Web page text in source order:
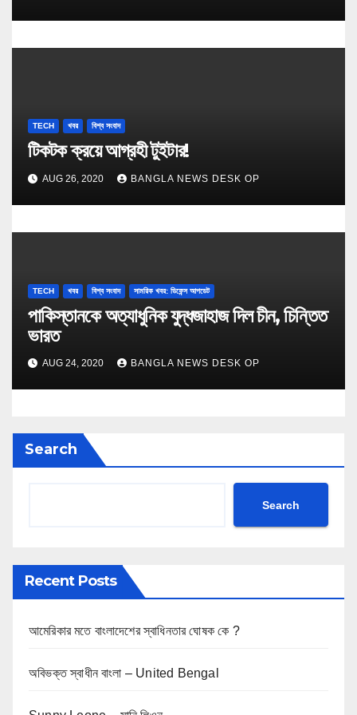
TECH খবর বিশ্ব সংবাদ
টিকটক ক্র‍য়ে আগ্রহী টুইটার!
AUG 26, 2020 BANGLA NEWS DESK OP
TECH খবর বিশ্ব সংবাদ সামরিক খবর: ডিফেন্স আপডেট
পাকিস্তানকে অত্যাধুনিক যুদ্ধজাহাজ দিল চীন, চিন্তিত
ভারত
AUG 24, 2020 BANGLA NEWS DESK OP
Search
Search
Recent Posts
আমেরিকার মতে বাংলাদেশের স্বাধিনতার ঘোষক কে ?
অবিভক্ত স্বাধীন বাংলা – United Bengal